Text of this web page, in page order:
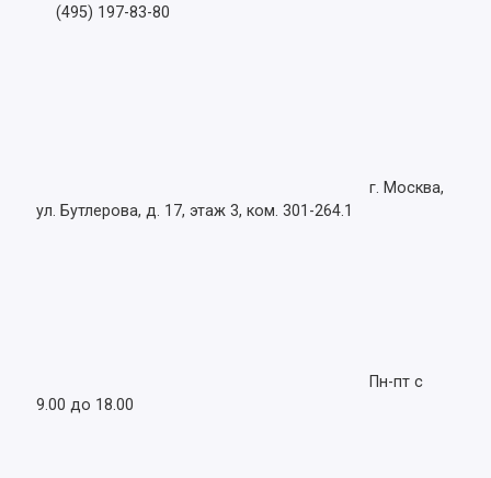
(495) 197-83-80
г. Москва,
ул. Бутлерова, д. 17, этаж 3, ком. 301-264.1
Пн-пт с
9.00 до 18.00